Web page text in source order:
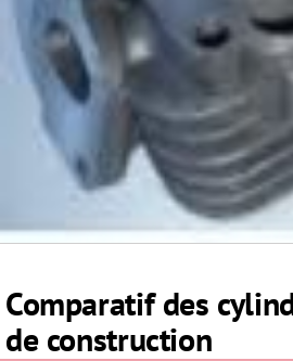
Comparatif des
de construction